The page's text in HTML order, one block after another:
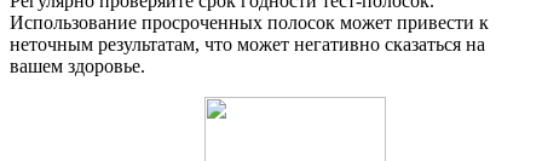
Использование просроченных полосок может привести к
неточным результатам, что может негативно сказаться на
вашем здоровье.